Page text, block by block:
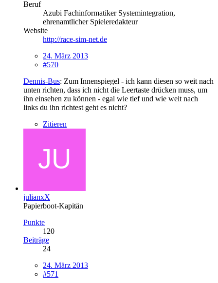
Beruf
Azubi Fachinformatiker Systemintegration,
ehrenamtlicher Spieleredakteur
Website
http://race-sim-net.de
24. März 2013
#570
Dennis-Bus: Zum Innenspiegel - ich kann diesen so weit nach
unten richten, dass ich nicht die Leertaste drücken muss, um
ihn einsehen zu können - egal wie tief und wie weit nach
links du ihn richtest geht es nicht?
Zitieren
julianxX
Papierboot-Kapitän
Punkte
120
Beiträge
24
24. März 2013
#571